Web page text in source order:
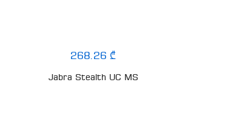
268.26 ₾
Jabra Stealth UC MS